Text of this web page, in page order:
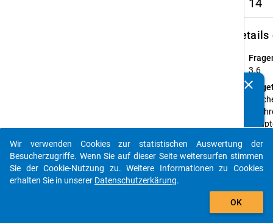
14
Details
3.6
bei
geben
clear
auto_stories
add_shopping_cart
Wir verwenden Cookies zur statistischen Auswertung der
Besucherzugriffe. Wenn Sie auf dieser Seite weitersurfen stimmen
Sie der Cookie-Nutzung zu. Weitere Informationen zu Cookies
erhalten Sie in unserer Datenschutzerkärung.
OK